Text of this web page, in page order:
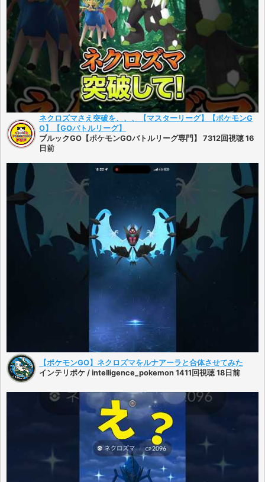
ネクロズマさえ突破を、、、【マスターリーグ】【ポケモンG
O】【GOバトルリーグ】
ブルックGO【ポケモンGOバトルリーグ専門】 7312回視聴 16
日前
【ポケモンGO】ネクロズマをルナアーラと合体させてみた
インテリポケ / intelligence_pokemon 1411回視聴 18日前